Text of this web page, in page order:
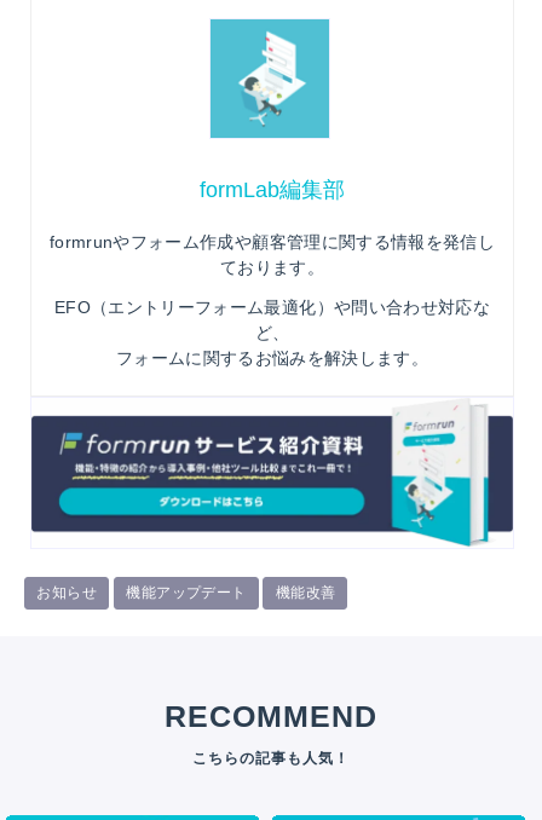
formLab編集部
formrunやフォーム作成や顧客管理に関する情報を発信し
ております。
EFO（エントリーフォーム最適化）や問い合わせ対応な
ど、
フォームに関するお悩みを解決します。
お知らせ 機能アップデート 機能改善
RECOMMEND